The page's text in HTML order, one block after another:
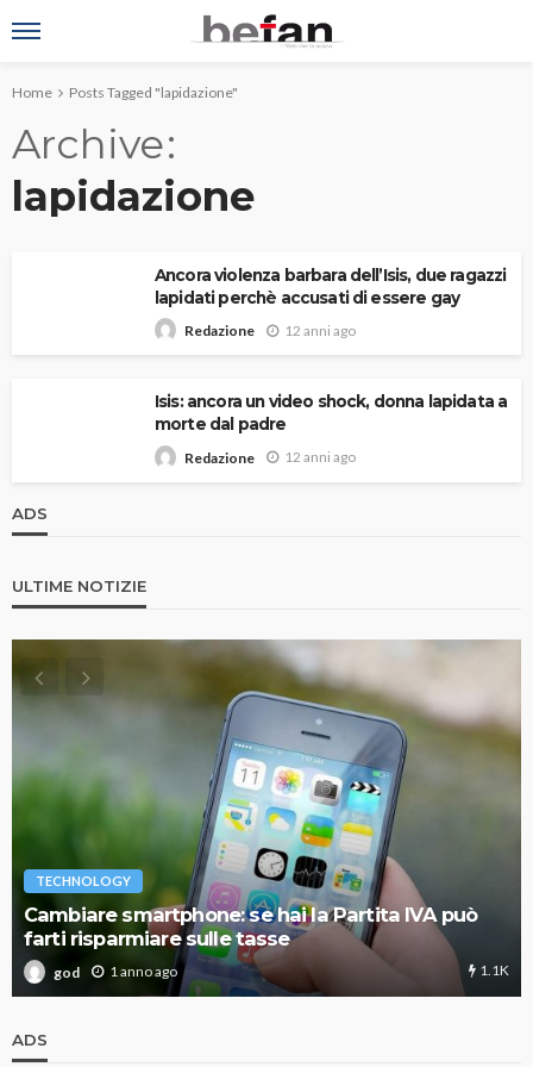
Home Posts Tagged "lapidazione"
Archive
lapidazione
Ancora violenza barbara dell’Isis, due ragazzi
lapidati perchè accusati di essere gay
Redazione 12 anni ago
Isis: ancora un video shock, donna lapidata a
morte dal padre
Redazione 12 anni ago
ADS
ULTIME NOTIZIE
TECHNOLOGY
Cambiare smartphone: se hai la Partita IVA può
farti risparmiare sulle tasse
god 1 anno ago 1.1K
ADS